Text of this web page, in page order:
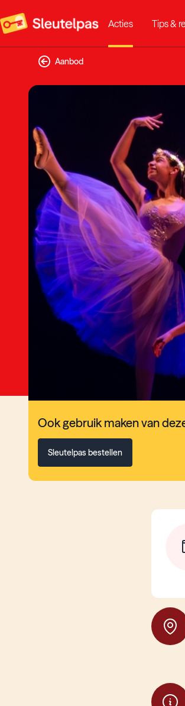
Acties Tips &
Aanbod
Ook gebruik maken van
Sleutelpas bestellen